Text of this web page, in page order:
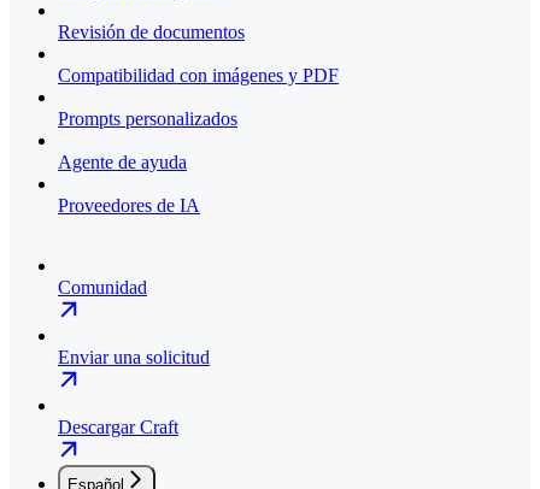
Revisión de documentos
Compatibilidad con imágenes y PDF
Prompts personalizados
Agente de ayuda
Proveedores de IA
Comunidad
Enviar una solicitud
Descargar Craft
Español